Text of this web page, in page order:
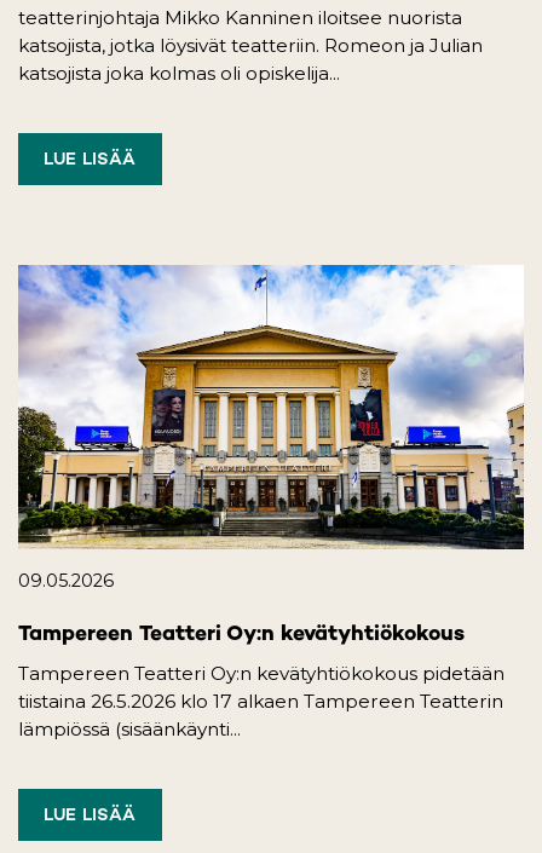
teatterinjohtaja Mikko Kanninen iloitsee nuorista
katsojista, jotka löysivät teatteriin. Romeon ja Julian
katsojista joka kolmas oli opiskelija...
LUE LISÄÄ
09.05.2026
Tampereen Teatteri Oy:n kevätyhtiökokous
Tampereen Teatteri Oy:n kevätyhtiökokous pidetään
tiistaina 26.5.2026 klo 17 alkaen Tampereen Teatterin
lämpiössä (sisäänkäynti...
LUE LISÄÄ